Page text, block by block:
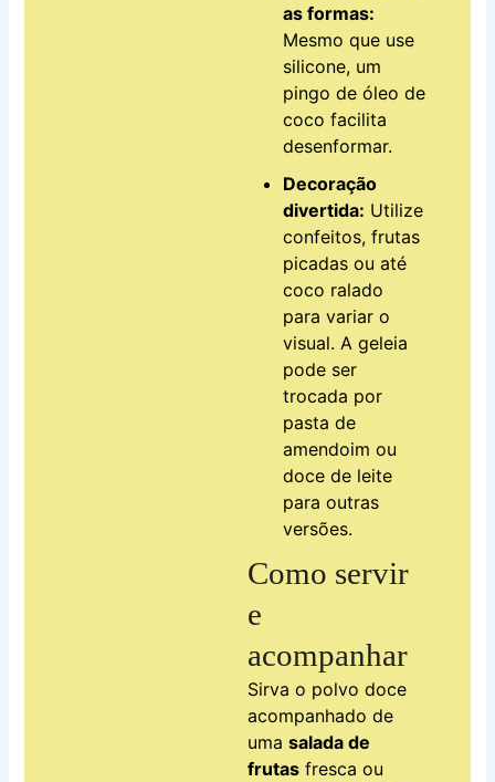
as formas:
Mesmo que use
silicone, um
pingo de óleo de
coco facilita
desenformar.
Decoração
divertida: Utilize
confeitos, frutas
picadas ou até
coco ralado
para variar o
visual. A geleia
pode ser
trocada por
pasta de
amendoim ou
doce de leite
para outras
versões.
Como servir
e
acompanhar
Sirva o polvo doce
acompanhado de
uma salada de
frutas fresca ou